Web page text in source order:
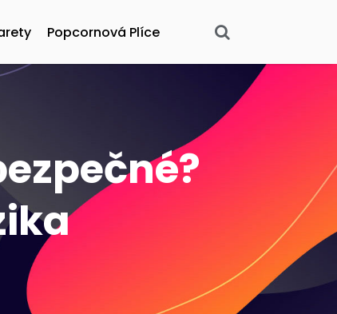
Popcornová Plíce